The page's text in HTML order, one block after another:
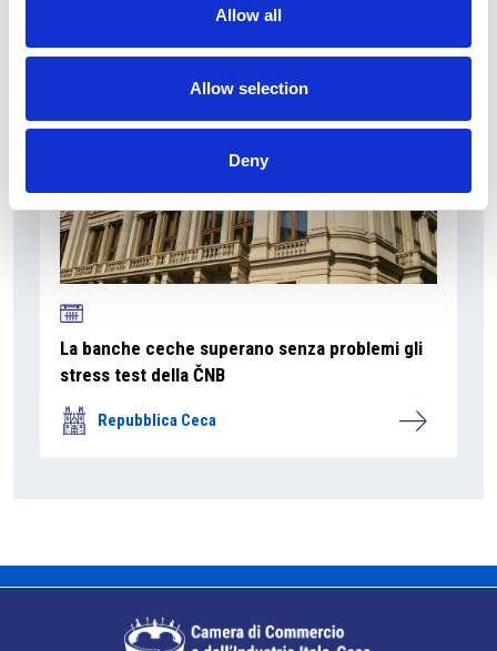
Allow all
Allow selection
Deny
La banche ceche superano senza problemi gli
stress test della ČNB
Repubblica Ceca